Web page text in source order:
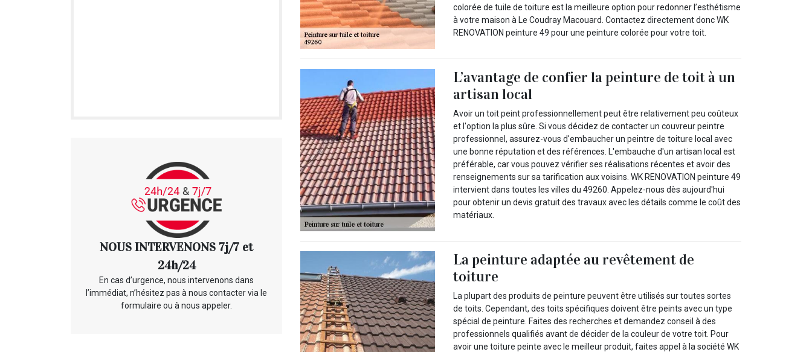
NOUS INTERVENONS 7j/7 et
24h/24
En cas d’urgence, nous intervenons dans
l’immédiat, n’hésitez pas à nous contacter via le
formulaire ou à nous appeler.
colorée de tuile de toiture est la meilleure option pour redonner l’esthétisme
à votre maison à Le Coudray Macouard. Contactez directement donc WK
RENOVATION peinture 49 pour une peinture colorée pour votre toit.
L’avantage de confier la peinture de toit à un
artisan local
Avoir un toit peint professionnellement peut être relativement peu coûteux
et l'option la plus sûre. Si vous décidez de contacter un couvreur peintre
professionnel, assurez-vous d'embaucher un peintre de toiture local avec
une bonne réputation et des références. L'embauche d'un artisan local est
préférable, car vous pouvez vérifier ses réalisations récentes et avoir des
renseignements sur sa tarification aux voisins. WK RENOVATION peinture 49
intervient dans toutes les villes du 49260. Appelez-nous dès aujourd'hui
pour obtenir un devis gratuit des travaux avec les détails comme le coût des
matériaux.
La peinture adaptée au revêtement de
toiture
La plupart des produits de peinture peuvent être utilisés sur toutes sortes
de toits. Cependant, des toits spécifiques doivent être peints avec un type
spécial de peinture. Faites des recherches et demandez conseil à des
professionnels qualifiés avant de décider de la couleur de votre toit. Pour
avoir une toiture peinte avec le meilleur produit, faites appel à la société WK